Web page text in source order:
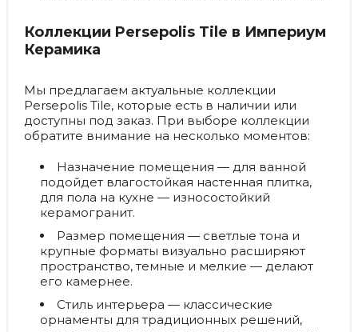
Коллекции Persepolis Tile в Империум
Керамика
Мы предлагаем актуальные коллекции
Persepolis Tile, которые есть в наличии или
доступны под заказ. При выборе коллекции
обратите внимание на несколько моментов:
Назначение помещения — для ванной
подойдет влагостойкая настенная плитка,
для пола на кухне — износостойкий
керамогранит.
Размер помещения — светлые тона и
крупные форматы визуально расширяют
пространство, темные и мелкие — делают
его камернее.
Стиль интерьера — классические
орнаменты для традиционных решений,